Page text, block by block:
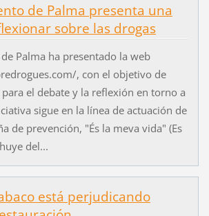
de Palma presenta una
sobre las drogas
Palma ha presentado la web
, con el objetivo de
el debate y la reflexión en torno a
sigue en la línea de actuación de
de prevención, "És la meva vida" (Es
del...
está perjudicando